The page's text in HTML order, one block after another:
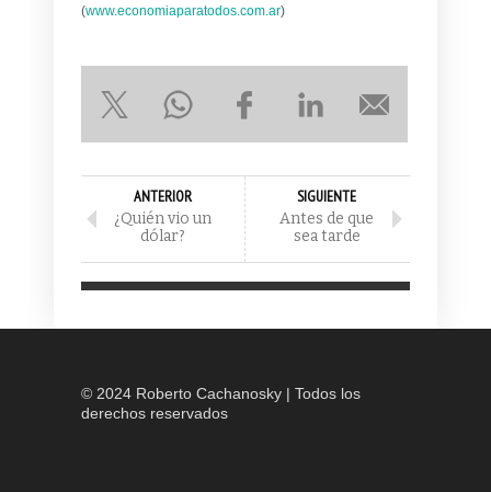
(www.economiaparatodos.com.ar)
ANTERIOR
¿Quién vio un
dólar?
SIGUIENTE
Antes de que
sea tarde
© 2024 Roberto Cachanosky | Todos los
derechos reservados